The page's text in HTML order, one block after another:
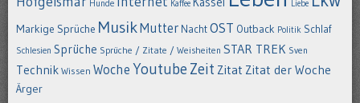
Hunde Kaffee Liebe
Markige Sprüche MusikMutter NachtOST Outback Politik Schlaf
Schlesien Sprüche Sprüche / Zitate / Weisheiten STAR TREK Sven
Technik Wissen Woche Youtube Zeit Zitat Zitat der Woche
Ärger